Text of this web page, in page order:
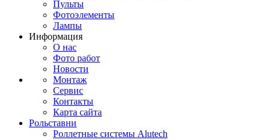
Пульты
Фотоэлементы
Лампы
Информация
О нас
Фото работ
Новости
Монтаж
Сервис
Контакты
Карта сайта
Рольставни
Роллетные системы Alutech